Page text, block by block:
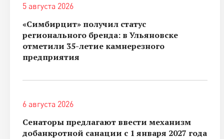
5 августа 2026
«Симбирцит» получил статус
регионального бренда: в Ульяновске
отметили 35-летие камнерезного
предприятия
6 августа 2026
Сенаторы предлагают ввести механизм
добанкротной санации с 1 января 2027 года